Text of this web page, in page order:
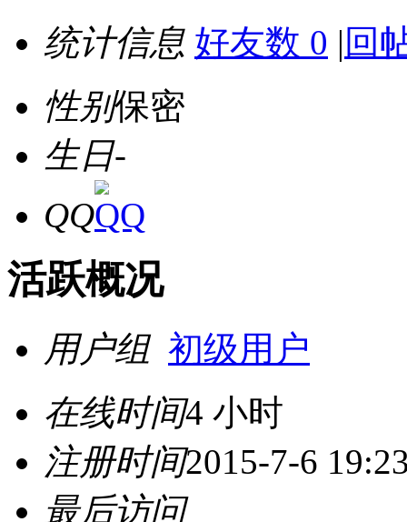
统计信息 好友数 0 | 回
性别保密
生日-
QQ
活跃概况
用户组 初级用户
在线时间4 小时
注册时间2015-7-6
最后访问